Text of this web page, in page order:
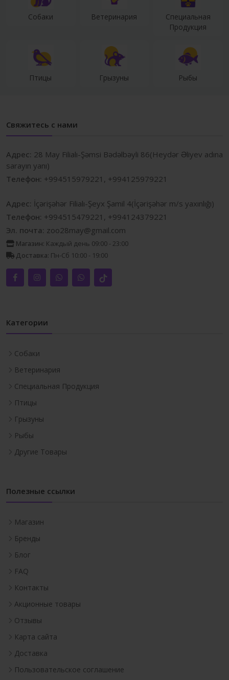
Собаки Ветеринария
Специальная
Продукция
Птицы Грызуны Рыбы
Свяжитесь с нами
Адрес: 28 May Filialı-Şəmsi Bədəlbəyli 86(Heydər Əliyev adına
sarayın yanı)
Телефон: +994515979221, +994125979221
Адрес: İçərişəhər Filialı-Şeyx Şamil 4(İçərişəhər m/s yaxınlığı)
Телефон: +994515479221, +994124379221
Эл. почта: zoo28may@gmail.com
Магазин: Каждый день 09:00 - 23:00
Доставка: Пн-Сб 10:00 - 19:00
Категории
Собаки
Ветеринария
Специальная Продукция
Птицы
Грызуны
Рыбы
Другие Товары
Полезные ссылки
Магазин
Бренды
Блог
FAQ
Контакты
Акционные товары
Отзывы
Карта сайта
Доставка
Пользовательское соглашение